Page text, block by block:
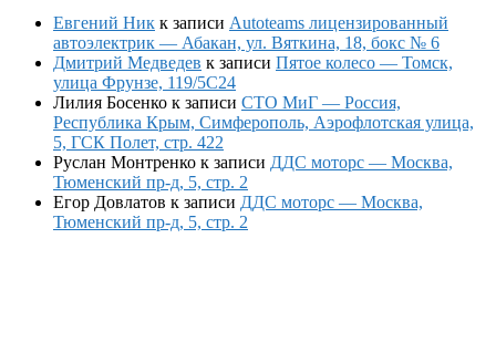
Евгений Ник к записи Autoteams лицензированный
автоэлектрик — Абакан, ул. Вяткина, 18, бокс № 6
Дмитрий Медведев к записи Пятое колесо — Томск,
улица Фрунзе, 119/5С24
Лилия Босенко к записи СТО МиГ — Россия,
Республика Крым, Симферополь, Аэрофлотская улица,
5, ГСК Полет, стр. 422
Руслан Монтренко к записи ДДС моторс — Москва,
Тюменский пр-д, 5, стр. 2
Егор Довлатов к записи ДДС моторс — Москва,
Тюменский пр-д, 5, стр. 2